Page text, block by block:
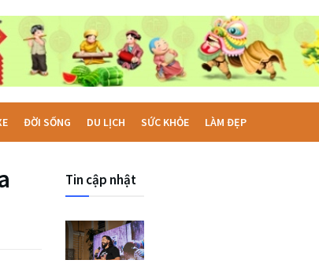
ĐỜI SỐNG DU LỊCH SỨC KHỎE LÀM ĐẸP
Tin cập nhật